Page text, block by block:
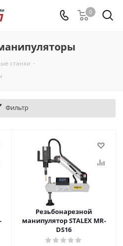
0
станки -
Фильтр
Резьбонарезной
манипулятор STALEX MR-
DS16